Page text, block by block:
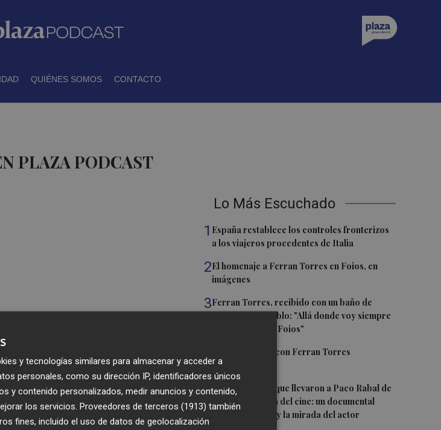
QUIÉNES SOMOS CONTACTO
PLAZA PODCAST
Lo Más Escuchado
1 España restablece los controles fronterizos
a los viajeros procedentes de Italia
2El homenaje a Ferran Torres en Foios, en
imágenes
3Ferran Torres, recibido con un baño de
masas en su pueblo: "Allá donde voy siempre
digo que soy de Foios"
Foios se vuelca con Ferran Torres
5Las '200 vidas' que llevaron a Paco Rabal de
Águilas a la cima del cine: un documental
recupera la voz y la mirada del actor
y tecnologías similares para almacenar y acceder a
personales, como su dirección IP, identificadores únicos
y contenido personalizados, medir anuncios y contenido,
los servicios. Proveedores de terceros (1913) también
fines, incluido el uso de datos de geolocalización